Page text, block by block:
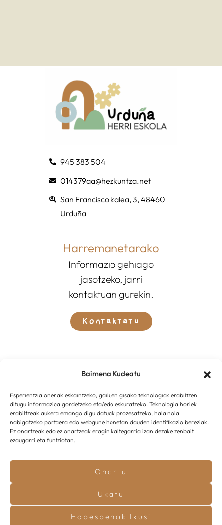
Baimena Kudeatu
Esperientzia onenak eskaintzeko, gailuen gisako teknologiak erabiltzen
ditugu informazioa gordetzeko eta/edo eskuratzeko. Teknologia horiek
erabiltzeak aukera emango digu datuak prozesatzeko, hala nola
nabigatzeko portaera edo webgune honetan dauden identifikazio bereziak.
Ez onartzeak edo ez onartzeak eragin kaltegarria izan dezake zenbait
ezaugarri eta funtziotan.
Onartu
Ukatu
Hobespenak Ikusi
945 383 504
014379aa@hezkuntza.net
San Francisco kalea, 3, 48460
Urduña
Harremanetarako
Informazio gehiago
jasotzeko, jarri
kontaktuan gurekin.
Kontaktatu
© 2025 –Innotu Projectsgaratua
Lege Oharra • Cookien Politika